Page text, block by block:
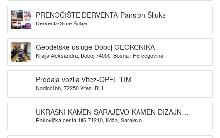
PRENOĆIŠTE DERVENTA-Pansion Šljuka
Derventa-Sime Šolaje
Geodetske usluge Doboj GEOKONIKA
Kralja Aleksandra, Doboj 74000, Bosna i Hercegovina
Prodaja vozila Vitez-OPEL TIM
Nadioci bb, 72250 Vitez ,BiH
UKRASNI KAMEN SARAJEVO-KAMEN DIZAJN
SARAJEVO
Rakovička cesta 186 71210, Ilidža, Sarajevo